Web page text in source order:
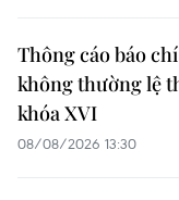
Thông cáo báo
không thường lệ
khóa XVI
08/08/2026 13:30